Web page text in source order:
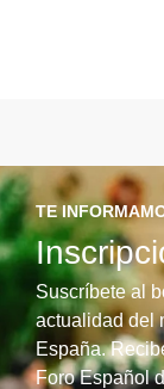
TE
Suscríbete al
actualidad del
España.
Foro Español